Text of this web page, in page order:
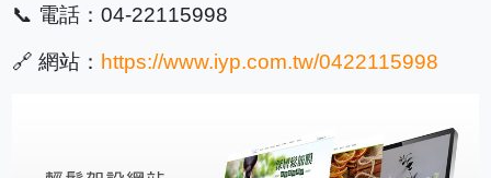
📞 電話：04-22115998
🔗 網站： https://www.iyp.com.tw/0422115998